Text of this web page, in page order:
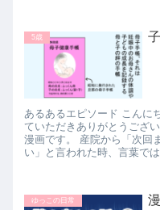
5歳
あるあるエピソード こんに
ていただきありがとうござ
漫画です。 産院から「次回
い」と言われた時、言葉で
ゆっこの日常